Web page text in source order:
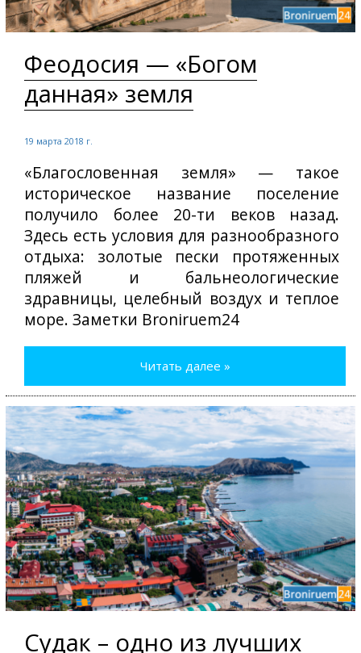
Феодосия — «Богом
данная» земля
19 марта 2018 г.
«Благословенная земля» — такое
историческое название поселение
получило более 20-ти веков назад.
Здесь есть условия для разнообразного
отдыха: золотые пески протяженных
пляжей и бальнеологические
здравницы, целебный воздух и теплое
море. Заметки Broniruem24
Читать далее »
Судак – одно из лучших